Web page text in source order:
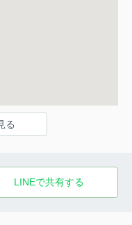
る
LINEで共有する